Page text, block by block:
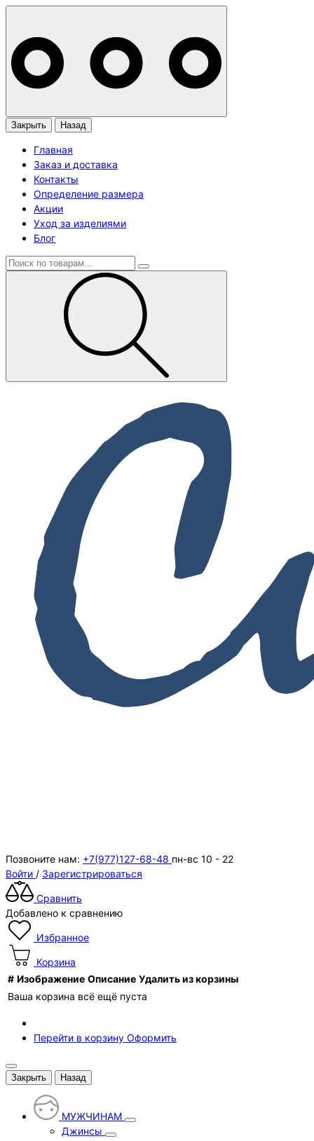
Закрыть Назад
Главная
Заказ и доставка
Контакты
Определение размера
Акции
Уход за изделиями
Блог
Позвоните нам: +7(977)127-68-48 пн-вс 10 - 22
Войти / Зарегистрироваться
Сравнить
Добавлено к сравнению
Избранное
Корзина
# Изображение Описание Удалить из корзины
Ваша корзина всё ещё пуста
Перейти в корзину Оформить
Закрыть Назад
МУЖЧИНАМ
Джинсы